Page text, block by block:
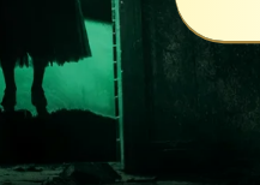
7
TOP ekspertdan
video darslar